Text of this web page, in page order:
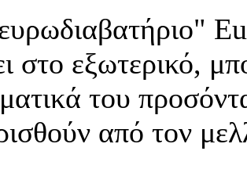
στο εξωτερικό,
του
από τον